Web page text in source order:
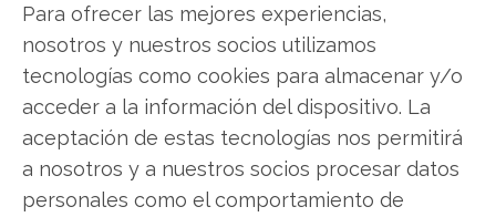
Para ofrecer las mejores experiencias,
nosotros y nuestros socios utilizamos
tecnologías como cookies para almacenar y/o
acceder a la información del dispositivo. La
aceptación de estas tecnologías nos permitirá
a nosotros y a nuestros socios procesar datos
personales como el comportamiento de
comienza el2 de marzoy las sesiones prácticas
del4 de marzo, que suelen ofrecer las primeras
pistas sobre la verdadera magnitud de las
mejoras en los nuevos dispositivos.
Apple: ¿Comprar o vender? El nuevo Análisis de
Apple del 1 de agosto tiene la respuesta: